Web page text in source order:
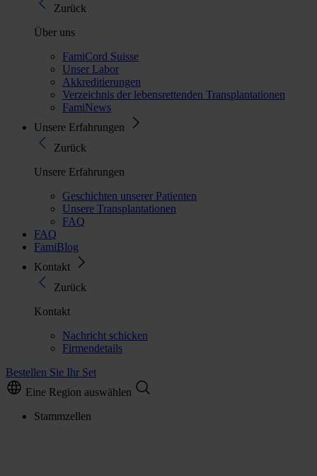
Zurück
Über uns
FamiCord Suisse
Unser Labor
Akkreditierungen
Verzeichnis der lebensrettenden Transplantationen
FamiNews
Unsere Erfahrungen
Zurück
Unsere Erfahrungen
Geschichten unserer Patienten
Unsere Transplantationen
FAQ
FAQ
FamiBlog
Kontakt
Zurück
Kontakt
Nachricht schicken
Firmendetails
Bestellen Sie Ihr Set
Eine Region auswählen
Stammzellen